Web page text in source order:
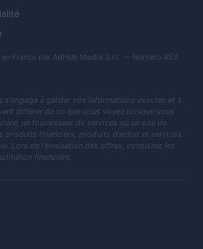
France par AdHub Media S.r.l. — Numero REA
s'engage à garder vos informations exactes et à
différer de ce que vous voyez lorsque vous
un fournisseur de services ou un site de
produits financiers, produits d'achat et services
Lors de l'évaluation des offres, consultez les
financière.